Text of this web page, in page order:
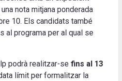
nota mitjana ponderada
10. Els candidats també
al programa per al qual se
podrà realitzar-se fins al 13
límit per formalitzar la